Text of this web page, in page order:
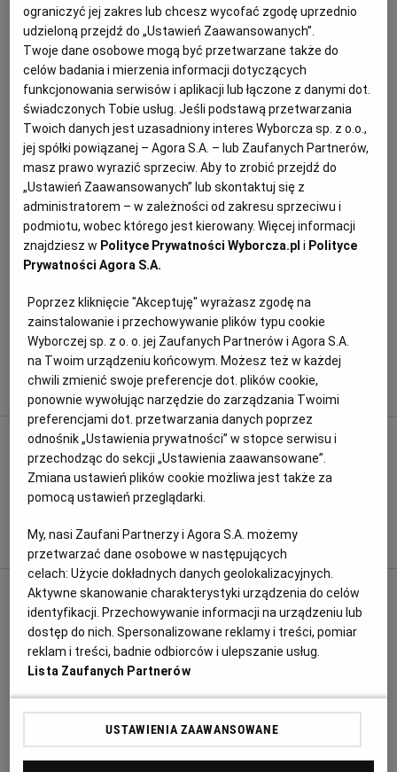
ŁÓDŹ
OLSZTYN
OPOLE
PŁOCK
POZNAŃ
RADOM
RYBNIK
RZESZÓW
SOSNOWIEC
SZCZECIN
TORUŃ
TRÓJMIASTO
WARSZAWA
KULTURALNYSKLEP.PL
DZIECKO
ZDROWIE
POGODA
PODRÓŻE
WIDEO
FORUM
Domowy przecier pomidorowy – składniki:
5 kg pomidorów*
łyżka soli niejodowanej do przetworów
Jak zrobić przecier pomidorowy na dwa
sposoby:
1. Pomidory przebieramy, płuczemy, nacinamy,
zalewamy w zlewie wrzącą wodą, po minucie
zalewamy zimną wodą i obieramy ze skórki.
CZYTAJ TAKŻE:
Cukinia z pomidorami i papryką na
2. Obrane pomidory przekładamy do garnka,
blendujemy ręcznym blenderem (jeśli nie mamy
blendera, pomidory możemy przepuścić przez
maszynkę do mięsa), dodajemy sól i gotujemy na
średnim ogniu 45-50 minut, często mieszając, żeby
woda odparowała.
ograniczyć jej zakres lub chcesz wycofać zgodę uprzednio
udzieloną przejdź do „Ustawień Zaawansowanych”.
Twoje dane osobowe mogą być przetwarzane także do
celów badania i mierzenia informacji dotyczących
funkcjonowania serwisów i aplikacji lub łączone z danymi dot.
świadczonych Tobie usług. Jeśli podstawą przetwarzania
Twoich danych jest uzasadniony interes Wyborcza sp. z o.o.,
jej spółki powiązanej – Agora S.A. – lub Zaufanych Partnerów,
masz prawo wyrazić sprzeciw. Aby to zrobić przejdź do
„Ustawień Zaawansowanych” lub skontaktuj się z
administratorem – w zależności od zakresu sprzeciwu i
podmiotu, wobec którego jest kierowany. Więcej informacji
znajdziesz w Polityce Prywatności Wyborcza.pl i Polityce
Prywatności Agora S.A.
Poprzez kliknięcie "Akceptuję" wyrażasz zgodę na
zainstalowanie i przechowywanie plików typu cookie
Wyborczej sp. z o. o. jej Zaufanych Partnerów i Agora S.A.
na Twoim urządzeniu końcowym. Możesz też w każdej
chwili zmienić swoje preferencje dot. plików cookie,
ponownie wywołując narzędzie do zarządzania Twoimi
preferencjami dot. przetwarzania danych poprzez
odnośnik „Ustawienia prywatności” w stopce serwisu i
przechodząc do sekcji „Ustawienia zaawansowane”.
Zmiana ustawień plików cookie możliwa jest także za
pomocą ustawień przeglądarki.
My, nasi Zaufani Partnerzy i Agora S.A. możemy
przetwarzać dane osobowe w następujących
celach:Użycie dokładnych danych geolokalizacyjnych.
Aktywne skanowanie charakterystyki urządzenia do celów
identyfikacji. Przechowywanie informacji na urządzeniu lub
dostęp do nich. Spersonalizowane reklamy i treści, pomiar
reklam i treści, badnie odbiorców i ulepszanie usług.
Lista Zaufanych Partnerów
USTAWIENIA ZAAWANSOWANE